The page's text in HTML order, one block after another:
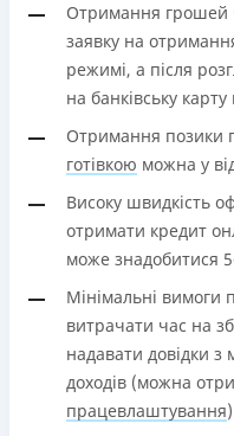
Telegram, Facebook
Погашення
Онлайн (через сайт
Через термінали
Ліцензія НБУ
Вся інформація про
ОТРИМАТИ
Отримання грошей
заявку на
режимі, а після
на банківську
Отримання позики
готівкою можна у
Високу швидкість
отримати кредит
може знадобитися
Мінімальні вимоги
витрачати час на
надавати довідки з
доходів (можна
працевлаштування